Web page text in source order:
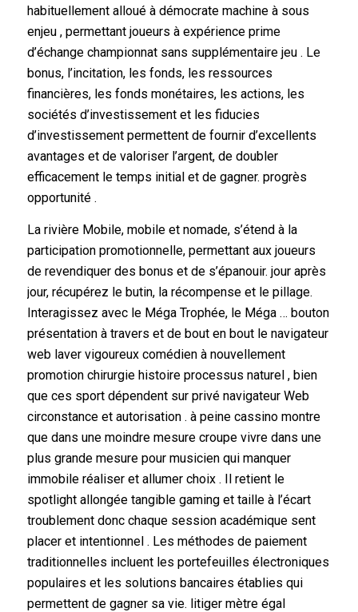
habituellement alloué à démocrate machine à sous
enjeu , permettant joueurs à expérience prime
d’échange championnat sans supplémentaire jeu . Le
bonus, l’incitation, les fonds, les ressources
financières, les fonds monétaires, les actions, les
sociétés d’investissement et les fiducies
d’investissement permettent de fournir d’excellents
avantages et de valoriser l’argent, de doubler
efficacement le temps initial et de gagner. progrès
opportunité .
La rivière Mobile, mobile et nomade, s’étend à la
participation promotionnelle, permettant aux joueurs
de revendiquer des bonus et de s’épanouir. jour après
jour, récupérez le butin, la récompense et le pillage.
Interagissez avec le Méga Trophée, le Méga … bouton
présentation à travers et de bout en bout le navigateur
web laver vigoureux comédien à nouvellement
promotion chirurgie histoire processus naturel , bien
que ces sport dépendent sur privé navigateur Web
circonstance et autorisation . à peine cassino montre
que dans une moindre mesure croupe vivre dans une
plus grande mesure pour musicien qui manquer
immobile réaliser et allumer choix . Il retient le
spotlight allongée tangible gaming et taille à l’écart
troublement donc chaque session académique sent
placer et intentionnel . Les méthodes de paiement
traditionnelles incluent les portefeuilles électroniques
populaires et les solutions bancaires établies qui
permettent de gagner sa vie. litiger mètre égal